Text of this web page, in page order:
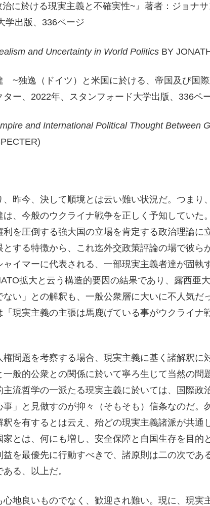
治に於ける現実主義と不確実性~』著者：ジョナサ
学出版、336ページ
and Uncertainty in World Politics BY
達 ~独逸（ドイツ）と米国に於ける、帝国
ー、2022年、スタンフォード大学出版、336ペ
and International Political Thought Between
昨今、決して順境とは云い難い状況だ。つまり
、今般のウクライナ戦争を正しく予知していた
利を圧倒する強大国の立場を肯定する政治理論に
とする特徴から、これ迄外交政策評論の場で彼ら
イマーに代表される、一部現実主義者達が固執
拡大と云う構造的要因の結果であり、露西亜
い」との解釈も、一般公衆層に大いに不人気だ
現実主義の主張は馬鹿げている事がウクライナ
問題を考察する場合、現実主義に基く諸解釈に
般的公衆との関係に於いて寧ろ生じて当然の問
主流哲学の一派たる現実主義に於いては、国際政
事」と見做すのが抑々（そもそも）信条なのだ。
を有するとは云え、殆どの現実主義諸派が共通
とは、何にも増し、安全保障と自国生存を目的
益を最優先に行動すべきで、諸原則は二の次であ
る、以上だ。
地良いものでなく、歓迎され難い。現に、現実